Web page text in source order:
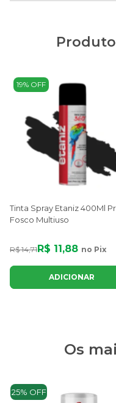
19% OFF
Tinta Spray Etaniz 400Ml
Fosco Multiuso
R$ 14,71 R$ 11,88 no Pix
ADICIONAR
Os
25% OFF